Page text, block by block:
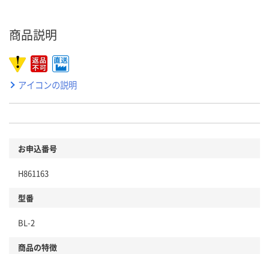
商品説明
アイコンの説明
お申込番号
H861163
型番
BL-2
商品の特徴